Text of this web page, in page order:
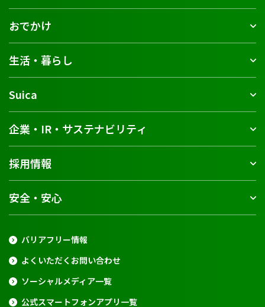
おでかけ
生活・暮らし
Suica
企業・IR・サステナビリティ
採用情報
安全・安心
バリアフリー情報
よくいただくお問い合わせ
ソーシャルメディア一覧
公式スマートフォンアプリ一覧